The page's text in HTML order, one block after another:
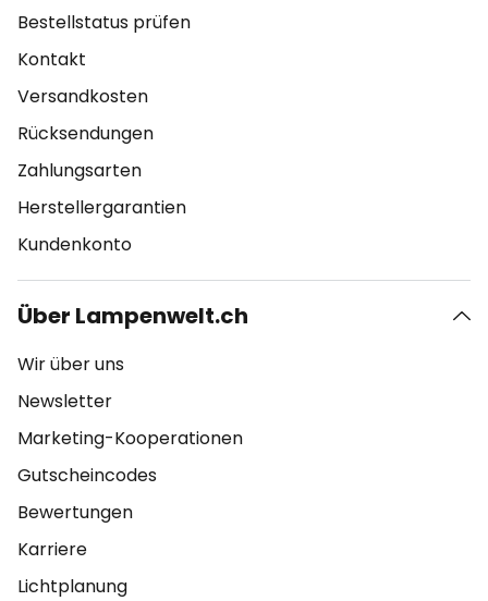
Bestellstatus prüfen
Kontakt
Versandkosten
Rücksendungen
Zahlungsarten
Herstellergarantien
Kundenkonto
Über Lampenwelt.ch
Wir über uns
Newsletter
Marketing-Kooperationen
Gutscheincodes
Bewertungen
Karriere
Lichtplanung